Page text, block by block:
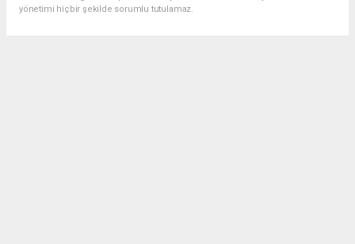
yönetimi hiçbir şekilde sorumlu tutulamaz.